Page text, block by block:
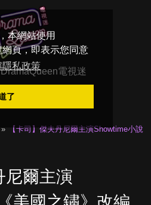
本網站使用
頁，即表示您同意
隱私政策
了
DramaQueen電視迷
【卡司】傑夫丹尼爾主演Showtime小說
尼爾主演